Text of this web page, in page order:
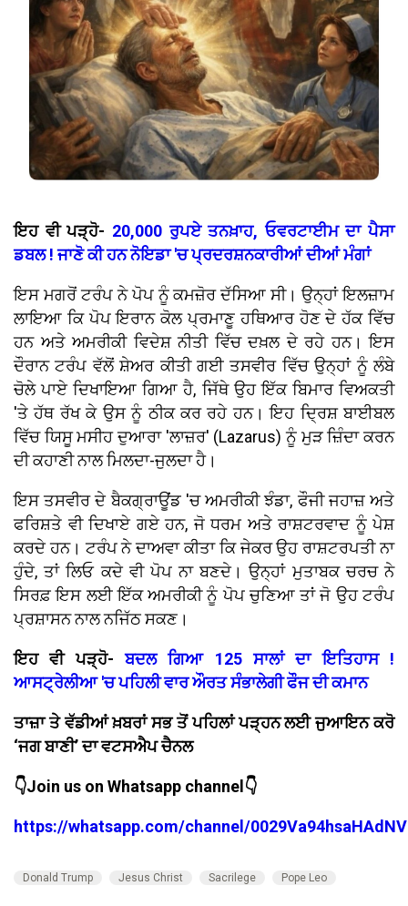
ਇਹ ਵੀ ਪੜ੍ਹੋ- 20,000 ਰੁਪਏ ਤਨਖ਼ਾਹ, ਓਵਰਟਾਈਮ ਦਾ ਪੈਸਾ
ਡਬਲ ! ਜਾਣੋ ਕੀ ਹਨ ਨੋਇਡਾ 'ਚ ਪ੍ਰਦਰਸ਼ਨਕਾਰੀਆਂ ਦੀਆਂ ਮੰਗਾਂ
ਇਸ ਮਗਰੋਂ ਟਰੰਪ ਨੇ ਪੋਪ ਨੂੰ ਕਮਜ਼ੋਰ ਦੱਸਿਆ ਸੀ। ਉਨ੍ਹਾਂ ਇਲਜ਼ਾਮ
ਲਾਇਆ ਕਿ ਪੋਪ ਇਰਾਨ ਕੋਲ ਪ੍ਰਮਾਣੂ ਹਥਿਆਰ ਹੋਣ ਦੇ ਹੱਕ ਵਿੱਚ
ਹਨ ਅਤੇ ਅਮਰੀਕੀ ਵਿਦੇਸ਼ ਨੀਤੀ ਵਿੱਚ ਦਖ਼ਲ ਦੇ ਰਹੇ ਹਨ। ਇਸ
ਦੌਰਾਨ ਟਰੰਪ ਵੱਲੋਂ ਸ਼ੇਅਰ ਕੀਤੀ ਗਈ ਤਸਵੀਰ ਵਿੱਚ ਉਨ੍ਹਾਂ ਨੂੰ ਲੰਬੇ
ਚੋਲੇ ਪਾਏ ਦਿਖਾਇਆ ਗਿਆ ਹੈ, ਜਿੱਥੇ ਉਹ ਇੱਕ ਬਿਮਾਰ ਵਿਅਕਤੀ
'ਤੇ ਹੱਥ ਰੱਖ ਕੇ ਉਸ ਨੂੰ ਠੀਕ ਕਰ ਰਹੇ ਹਨ। ਇਹ ਦ੍ਰਿਸ਼ ਬਾਈਬਲ
ਵਿੱਚ ਯਿਸੂ ਮਸੀਹ ਦੁਆਰਾ 'ਲਾਜ਼ਰ' (Lazarus) ਨੂੰ ਮੁੜ ਜ਼ਿੰਦਾ ਕਰਨ
ਦੀ ਕਹਾਣੀ ਨਾਲ ਮਿਲਦਾ-ਜੁਲਦਾ ਹੈ।
ਇਸ ਤਸਵੀਰ ਦੇ ਬੈਕਗ੍ਰਾਊਂਡ 'ਚ ਅਮਰੀਕੀ ਝੰਡਾ, ਫੌਜੀ ਜਹਾਜ਼ ਅਤੇ
ਫਰਿਸ਼ਤੇ ਵੀ ਦਿਖਾਏ ਗਏ ਹਨ, ਜੋ ਧਰਮ ਅਤੇ ਰਾਸ਼ਟਰਵਾਦ ਨੂੰ ਪੇਸ਼
ਕਰਦੇ ਹਨ। ਟਰੰਪ ਨੇ ਦਾਅਵਾ ਕੀਤਾ ਕਿ ਜੇਕਰ ਉਹ ਰਾਸ਼ਟਰਪਤੀ ਨਾ
ਹੁੰਦੇ, ਤਾਂ ਲਿਓ ਕਦੇ ਵੀ ਪੋਪ ਨਾ ਬਣਦੇ। ਉਨ੍ਹਾਂ ਮੁਤਾਬਕ ਚਰਚ ਨੇ
ਸਿਰਫ਼ ਇਸ ਲਈ ਇੱਕ ਅਮਰੀਕੀ ਨੂੰ ਪੋਪ ਚੁਣਿਆ ਤਾਂ ਜੋ ਉਹ ਟਰੰਪ
ਪ੍ਰਸ਼ਾਸਨ ਨਾਲ ਨਜਿੱਠ ਸਕਣ।
ਇਹ ਵੀ ਪੜ੍ਹੋ-ਬਦਲ ਗਿਆ 125 ਸਾਲਾਂ ਦਾ ਇਤਿਹਾਸ !
ਆਸਟ੍ਰੇਲੀਆ 'ਚ ਪਹਿਲੀ ਵਾਰ ਔਰਤ ਸੰਭਾਲੇਗੀ ਫੌਜ ਦੀ ਕਮਾਨ
ਤਾਜ਼ਾ ਤੇ ਵੱਡੀਆਂ ਖ਼ਬਰਾਂ ਸਭ ਤੋਂ ਪਹਿਲਾਂ ਪੜ੍ਹਨ ਲਈ ਜੁਆਇਨ ਕਰੋ
‘ਜਗ ਬਾਣੀ’ ਦਾ ਵਟਸਐਪ ਚੈਨਲ
👇Join us on Whatsapp channel👇
https://whatsapp.com/channel/
Donald Trump Jesus Christ Sacrilege Pope Leo